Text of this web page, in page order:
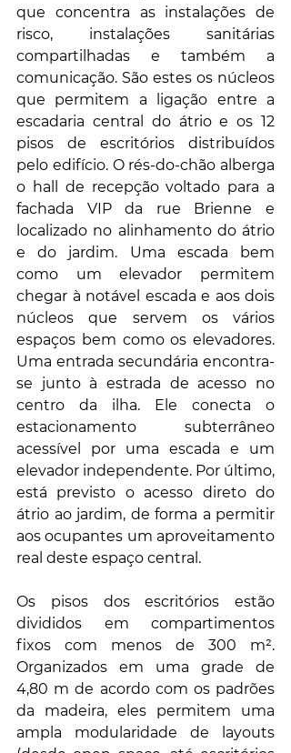
que concentra as instalações de
risco, instalações sanitárias
compartilhadas e também a
comunicação. São estes os núcleos
que permitem a ligação entre a
escadaria central do átrio e os 12
pisos de escritórios distribuídos
pelo edifício. O rés-do-chão alberga
o hall de recepção voltado para a
fachada VIP da rue Brienne e
localizado no alinhamento do átrio
e do jardim. Uma escada bem
como um elevador permitem
chegar à notável escada e aos dois
núcleos que servem os vários
espaços bem como os elevadores.
Uma entrada secundária encontra-
se junto à estrada de acesso no
centro da ilha. Ele conecta o
estacionamento subterrâneo
acessível por uma escada e um
elevador independente. Por último,
está previsto o acesso direto do
átrio ao jardim, de forma a permitir
aos ocupantes um aproveitamento
real deste espaço central.
Os pisos dos escritórios estão
divididos em compartimentos
fixos com menos de 300 m².
Organizados em uma grade de
4,80 m de acordo com os padrões
da madeira, eles permitem uma
ampla modularidade de layouts